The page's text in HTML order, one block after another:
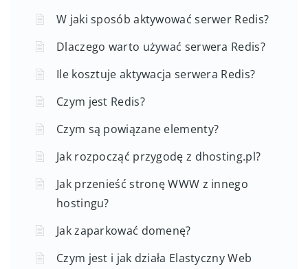
W jaki sposób aktywować serwer Redis?
Dlaczego warto używać serwera Redis?
Ile kosztuje aktywacja serwera Redis?
Czym jest Redis?
Czym są powiązane elementy?
Jak rozpocząć przygodę z dhosting.pl?
Jak przenieść stronę WWW z innego
hostingu?
Jak zaparkować domenę?
Czym jest i jak działa Elastyczny Web